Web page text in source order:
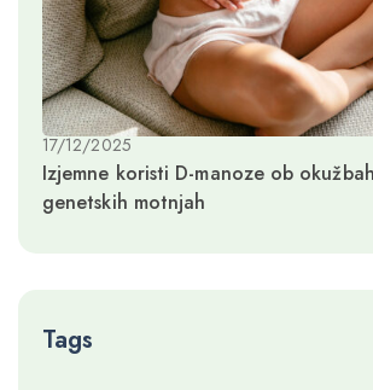
17/12/2025
Izjemne koristi D-manoze ob
genetskih motnjah
Tags